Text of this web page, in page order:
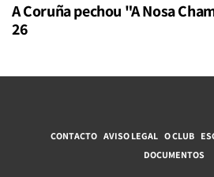
A Coruña pechou "A Nosa
26
CONTACTO AVISO LEGAL O CLUB
DOCUMENTOS